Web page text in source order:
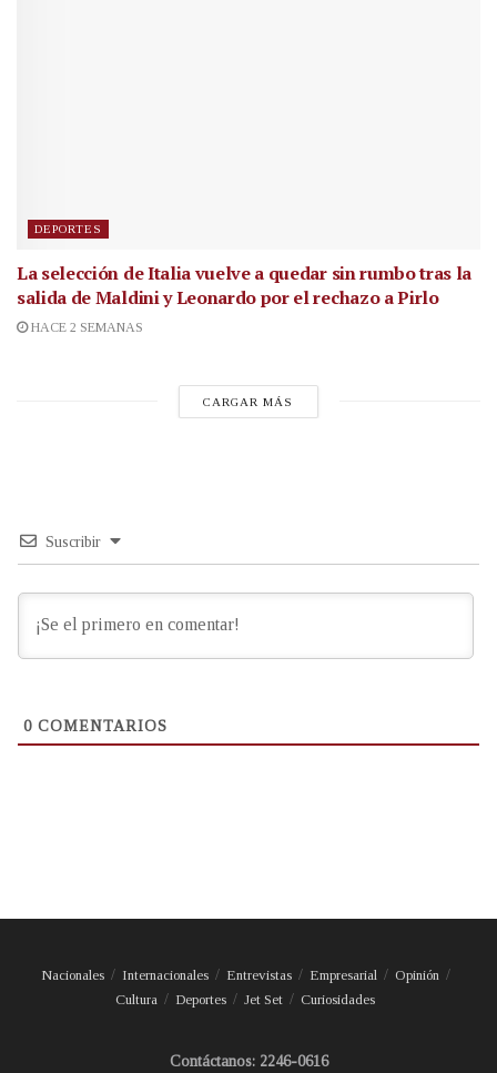
DEPORTES
La selección de Italia vuelve a quedar sin rumbo tras la
salida de Maldini y Leonardo por el rechazo a Pirlo
HACE 2 SEMANAS
CARGAR MÁS
Suscribir
0 COMENTARIOS
Nacionales Internacionales Entrevistas Empresarial
Opinión
Cultura
Deportes Jet Set Curiosidades
Contáctanos: 2246-0616